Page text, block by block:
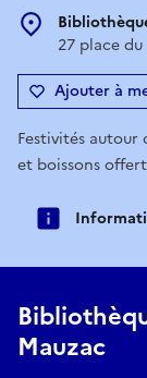
27 place
Ajouter à
Festivités autour
et boissons
Mauzac